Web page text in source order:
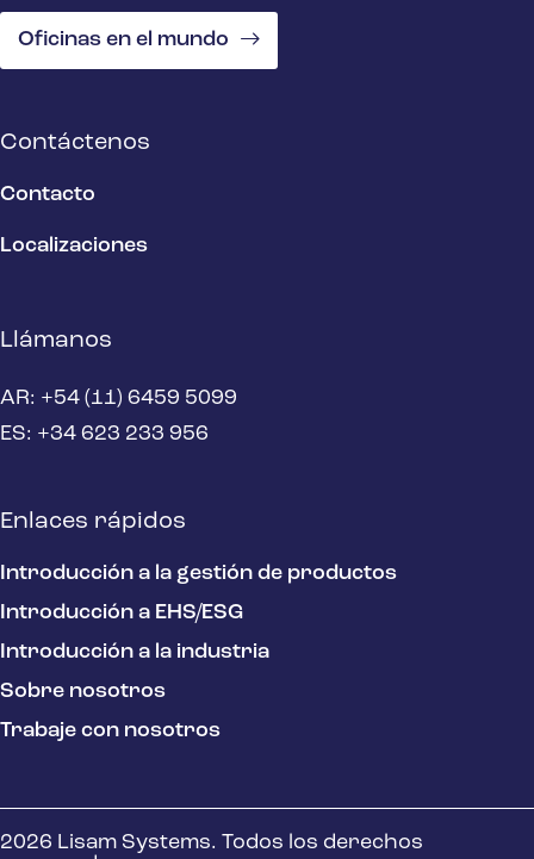
Oficinas en el mundo
Contáctenos
Contacto
Localizaciones
Llámanos
AR: +54 (11) 6459 5099
ES: +34 623 233 956
Enlaces rápidos
Introducción a la gestión de productos
Introducción a EHS/ESG
Introducción a la industria
Sobre nosotros
Trabaje con nosotros
2026 Lisam Systems. Todos los derechos